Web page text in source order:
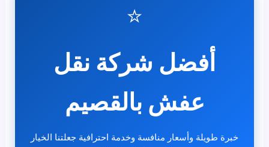
⭐
أفضل شركة نقل
عفش بالقصيم
خبرة طويلة وأسعار منافسة وخدمة احترافية جعلتنا الخيار